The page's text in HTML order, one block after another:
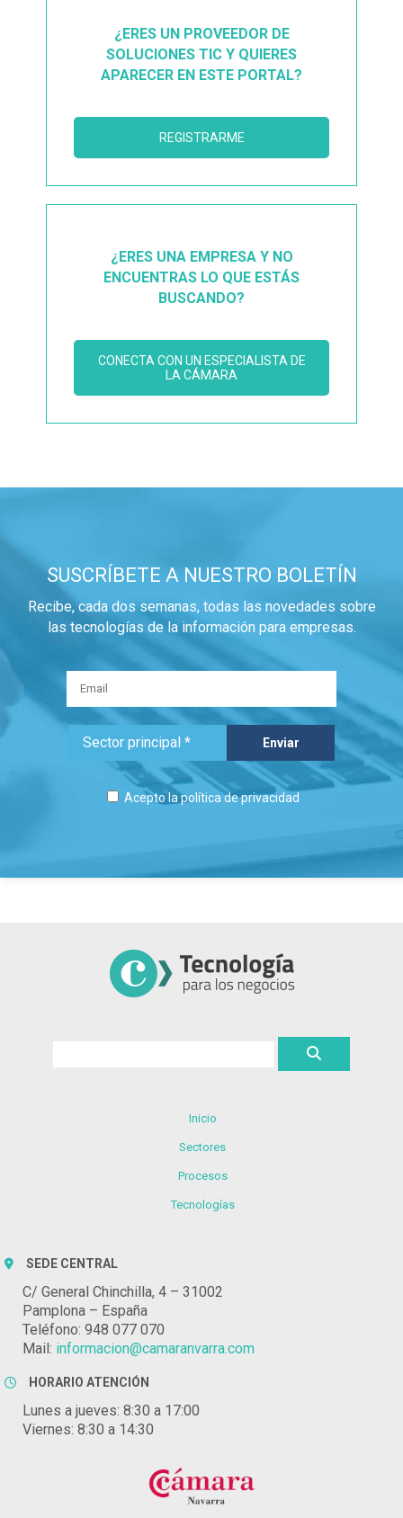
¿ERES UN PROVEEDOR DE
SOLUCIONES TIC Y QUIERES
APARECER EN ESTE PORTAL?
REGISTRARME
¿ERES UNA EMPRESA Y NO
ENCUENTRAS LO QUE ESTÁS
BUSCANDO?
CONECTA CON UN ESPECIALISTA DE
LA CÁMARA
SUSCRÍBETE A NUESTRO BOLETÍN
Recibe, cada dos semanas, todas las novedades sobre
las tecnologías de la información para empresas.
Acepto lapolítica de privacidad
Inicio
Sectores
Procesos
Tecnologías
SEDE CENTRAL
C/ General Chinchilla, 4 – 31002
Pamplona – España
Teléfono: 948 077 070
Mail: informacion@camaranvarra.com
HORARIO ATENCIÓN
Lunes a jueves: 8:30 a 17:00
Viernes: 8:30 a 14:30